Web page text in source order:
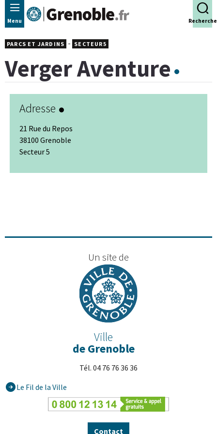
Panneau de gestion des cookies
Menu Recherche
Verger Aventure
PARCS ET JARDINS - SECTEUR5
Adresse
21 Rue du Repos
38100 Grenoble
Secteur 5
Un site de
Ville
de Grenoble
Tél. 04 76 76 36 36
Le Fil de la Ville
Contact